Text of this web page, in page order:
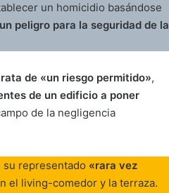
un homicidio basándose
peligro para la seguridad de la
de «un riesgo permitido»,
de un edificio a poner
de la negligencia
su representado «rara vez
el living-comedor y la terraza.